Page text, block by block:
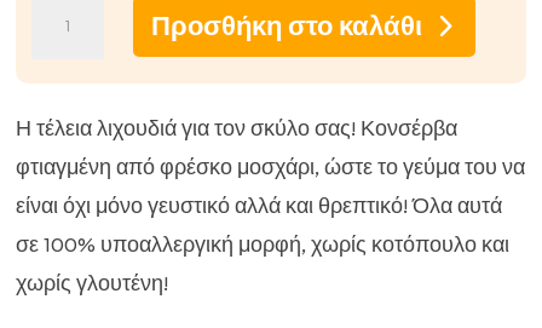
για
σκύλους
Ely
Hypoallergen
με
βοδινό
Προσθήκη στο καλάθι
Η τέλεια λιχουδιά για τον σκύλο σας! Κονσέρβα
φτιαγμένη από φρέσκο μοσχάρι, ώστε το γεύμα του να
είναι όχι μόνο γευστικό αλλά και θρεπτικό! Όλα αυτά
σε 100% υποαλλεργική μορφή, χωρίς κοτόπουλο και
χωρίς γλουτένη!